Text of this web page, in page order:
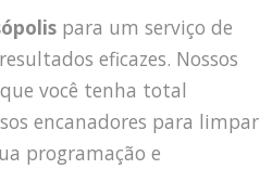
para um serviço de
eficazes. Nossos
você tenha total
encanadores para limpar
programação e